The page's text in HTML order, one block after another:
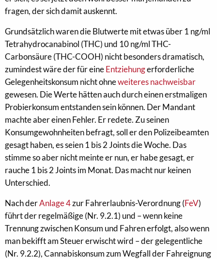
fragen, der sich damit auskennt.
Grundsätzlich waren die Blutwerte mit etwas über 1 ng/ml
Tetrahydrocanabinol (THC) und 10 ng/ml THC-
Carbonsäure (THC-COOH) nicht besonders dramatisch,
zumindest wäre der für eineEntziehungerforderliche
Gelegenheitskonsum nicht ohneweiteresnachweisbar
gewesen. Die Werte hätten auch durch einen erstmaligen
Probierkonsum entstanden sein können. Der Mandant
machte aber einen Fehler. Er redete. Zu seinen
Konsumgewohnheiten befragt, soll er den Polizeibeamten
gesagt haben, es seien 1 bis 2 Joints die Woche. Das
stimme so aber nicht meinte er nun, er habe gesagt, er
rauche 1 bis 2 Joints im Monat. Das macht nur keinen
Unterschied.
Nach derAnlage 4zur Fahrerlaubnis-Verordnung (FeV)
führt der regelmäßige (Nr. 9.2.1) und – wenn keine
Trennung zwischen Konsum und Fahren erfolgt, also wenn
man bekifft am Steuer erwischt wird – der gelegentliche
(Nr. 9.2.2), Cannabiskonsum zum Wegfall der Fahreignung